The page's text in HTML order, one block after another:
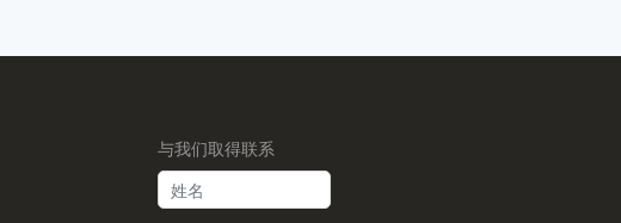
与我们取得联系